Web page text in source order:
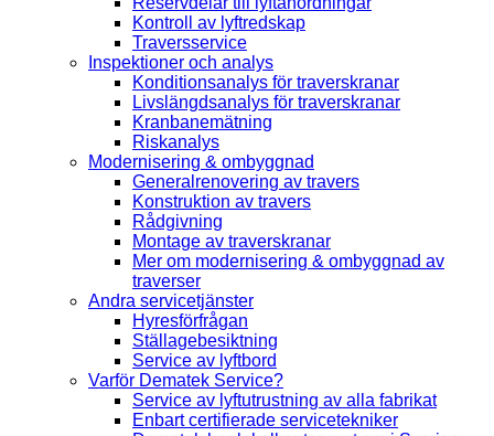
Kontroll av lyftredskap
Traversservice
Inspektioner och analys
Konditionsanalys för traverskranar
Livslängdsanalys för traverskranar
Kranbanemätning
Riskanalys
Modernisering & ombyggnad
Generalrenovering av travers
Konstruktion av travers
Rådgivning
Montage av traverskranar
Mer om modernisering & ombyggnad av
traverser
Andra servicetjänster
Hyresförfrågan
Ställagebesiktning
Service av lyftbord
Varför Dematek Service?
Service av lyftutrustning av alla fabrikat
Enbart certifierade servicetekniker